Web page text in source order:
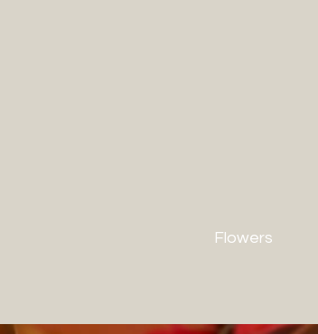
Flowers